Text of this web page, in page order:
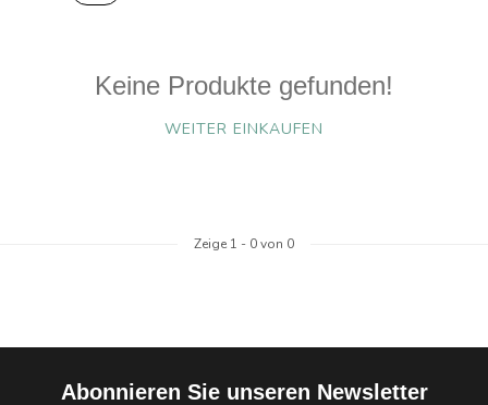
Keine Produkte gefunden!
WEITER EINKAUFEN
Zeige 1 - 0von 0
Abonnieren Sie unseren Newsletter